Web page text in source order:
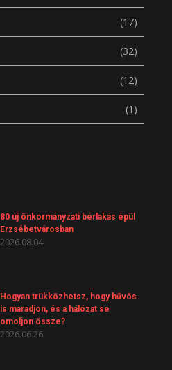
(17)
(32)
(12)
(1)
80 új önkormányzati bérlakás épül
Erzsébetvárosban
2026.08.04.
Hogyan trükközhetsz, hogy hűvös
is maradjon, és a hálózat se
omoljon össze?
2026.06.26.